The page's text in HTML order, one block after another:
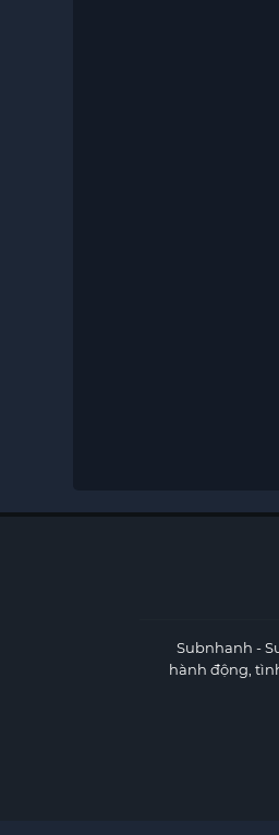
Subnhanh -
hành động,